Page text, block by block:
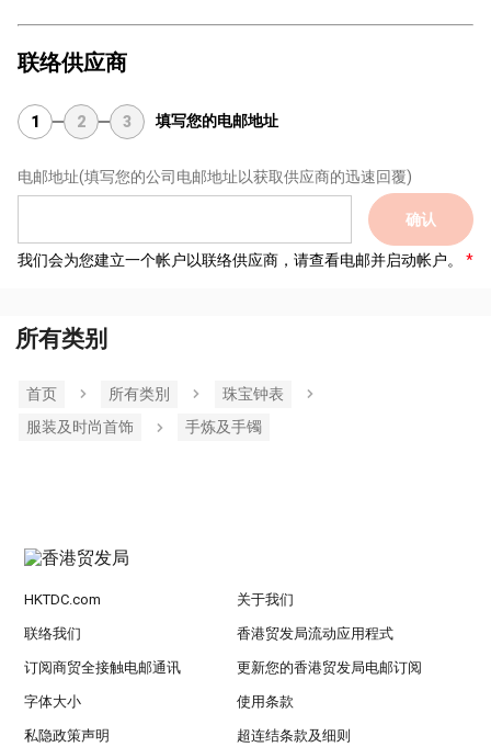
联络供应商
1 2 3 填写您的电邮地址
电邮地址(填写您的公司电邮地址以获取供应商的迅速回覆)
确认
我们会为您建立一个帐户以联络供应商，请查看电邮并启动帐户。
所有类别
首页 所有类別
珠宝钟表
服装及时尚首饰
手炼及手镯
HKTDC.com 关于我们
联络我们 香港贸发局流动应用程式
订阅商贸全接触电邮通讯 更新您的香港贸发局电邮订阅
字体大小 使用条款
私隐政策声明 超连结条款及细则